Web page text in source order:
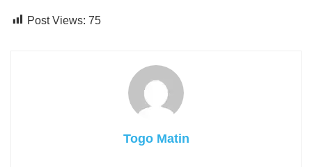
Post Views: 75
Togo Matin